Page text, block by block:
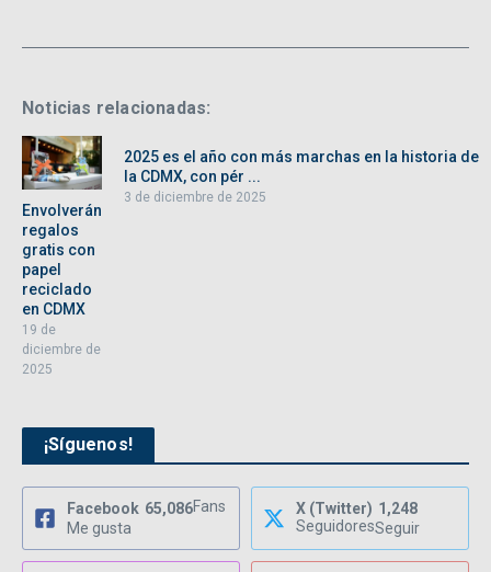
Noticias relacionadas:
Envolverán
regalos
gratis con
papel
reciclado
en CDMX
19 de
diciembre de
2025
2025 es el año con más marchas en la historia de
la CDMX, con pér ...
3 de diciembre de 2025
¡Síguenos!
Facebook 65,086Fans
Me gusta
X (Twitter) 1,248
SeguidoresSeguir